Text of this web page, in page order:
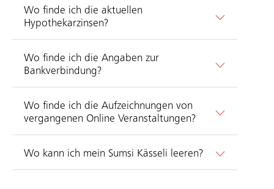
Wo finde ich die aktuellen
Hypothekarzinsen?
Wo finde ich die Angaben zur
Bankverbindung?
Wo finde ich die Aufzeichnungen von
vergangenen Online Veranstaltungen?
Wo kann ich mein Sumsi Kässeli leeren?